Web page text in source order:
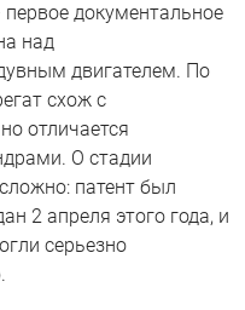
документальное
над
двигателем. По
схож с
отличается
О стадии
патент был
2 апреля этого года, и
серьезно